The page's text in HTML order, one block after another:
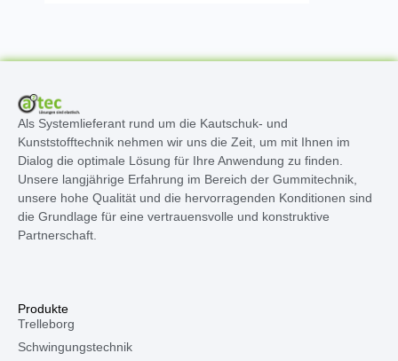
Als Systemlieferant rund um die Kautschuk- und
Kunststofftechnik nehmen wir uns die Zeit, um mit Ihnen im
Dialog die optimale Lösung für Ihre Anwendung zu finden.
Unsere langjährige Erfahrung im Bereich der Gummitechnik,
unsere hohe Qualität und die hervorragenden Konditionen sind
die Grundlage für eine vertrauensvolle und konstruktive
Partnerschaft.
Produkte
Trelleborg
Schwingungstechnik